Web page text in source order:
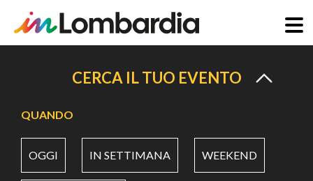
principale
CERCA IL TUO EVENTO
QUANDO
OGGI IN SETTIMANA WEEKEND